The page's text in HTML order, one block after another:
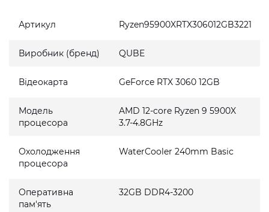
Артикул Ryzen95900XRTX306012GB3221
Виробник (бренд) QUBE
Відеокарта GeForce RTX 3060 12GB
Модель
процесора
AMD 12-core Ryzen 9 5900X
3.7-4.8GHz
Охолодження
процесора
WaterCooler 240mm Basic
Оперативна
пам'ять
32GB DDR4-3200